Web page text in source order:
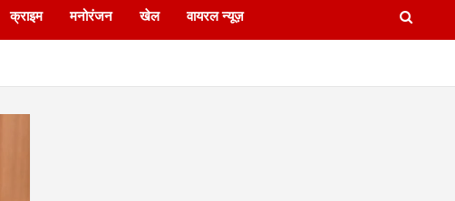
क्राइम मनोरंजन खेल वायरल न्यूज़